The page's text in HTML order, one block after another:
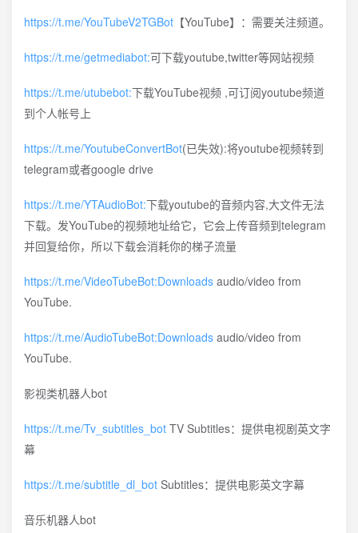
https://t.me/YouTubeV2TGBot 【YouTube】：需要关注频道。
https://t.me/getmediabot:可下载youtube,twitter等网站视频
https://t.me/utubebot:下载YouTube视频 ,可订阅youtube频道
到个人帐号上
https://t.me/YoutubeConvertBot(已失效):将youtube视频转到
telegram或者google drive
https://t.me/YTAudioBot:下载youtube的音频内容,大文件无法
下载。发YouTube的视频地址给它，它会上传音频到telegram
并回复给你，所以下载会消耗你的梯子流量
https://t.me/VideoTubeBot:Downloads audio/video from
YouTube.
https://t.me/AudioTubeBot:Downloads audio/video from
YouTube.
影视类机器人bot
https://t.me/Tv_subtitles_bot TV Subtitles：提供电视剧英文字
幕
https://t.me/subtitle_dl_bot Subtitles：提供电影英文字幕
音乐机器人bot